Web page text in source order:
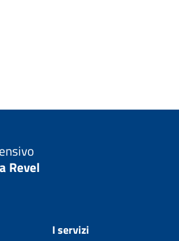
Revel
I servizi